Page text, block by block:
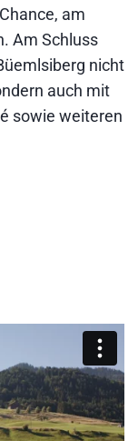
am
Am Schluss
nicht
auch mit
sowie weiteren